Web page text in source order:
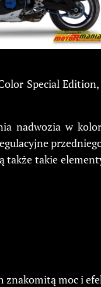
Special
nadwozia w
takie
znakomitą moc i